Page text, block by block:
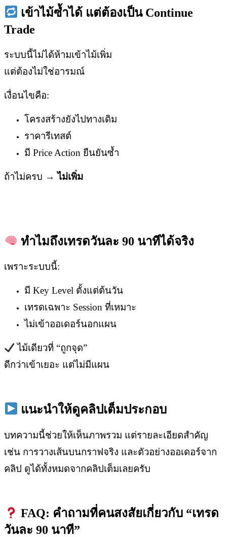
เข้าไม้ซ้ำได้ แต่ต้องเป็น Continue
Trade
ระบบนี้ไม่ได้ห้ามเข้าไม้เพิ่ม
แต่ต้องไม่ใช่อารมณ์
เงื่อนไขคือ:
โครงสร้างยังไปทางเดิม
ราคารีเทสต์
มี Price Action ยืนยันซ้ำ
ถ้าไม่ครบ →ไม่เพิ่ม
ทำไมถึงเทรดวันละ 90 นาทีได้จริง
เพราะระบบนี้:
มี Key Level ตั้งแต่ต้นวัน
เทรดเฉพาะ Session ที่เหมาะ
ไม่เข้าออเดอร์นอกแผน
ไม้เดียวที่ “ถูกจุด”
ดีกว่าเข้าเยอะ แต่ไม่มีแผน
แนะนำให้ดูคลิปเต็มประกอบ
บทความนี้ช่วยให้เห็นภาพรวม แต่รายละเอียดสำคัญ
เช่น การวางเส้นบนกราฟจริง และตัวอย่างออเดอร์จาก
คลิป ดูได้ทั้งหมดจากคลิปเต็มเลยครับ
FAQ: คำถามที่คนสงสัยเกี่ยวกับ “เทรด
วันละ 90 นาที”